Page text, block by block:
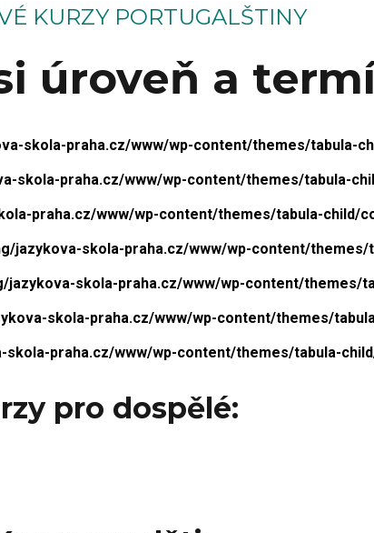
KURZY PORTUGALŠTINY
úroveň a
skola-praha.cz/www/wp-content/themes/tabula-
skola-praha.cz/www/wp-content/themes/tabula-
praha.cz/www/wp-content/themes/tabula-child/
jazykova-skola-praha.cz/www/wp-content/themes/
jazykova-skola-praha.cz/www/wp-content/themes/
skola-praha.cz/www/wp-content/themes/
praha.cz/www/wp-content/themes/tabula-
pro dospělé: